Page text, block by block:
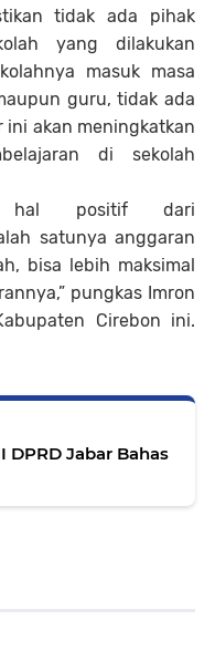
tidak ada pihak
yang dilakukan
masuk masa
guru, tidak ada
akan meningkatkan
di sekolah
hal positif dari
satunya anggaran
bisa lebih maksimal
pungkas Imron
Cirebon ini.
DPRD Jabar Bahas